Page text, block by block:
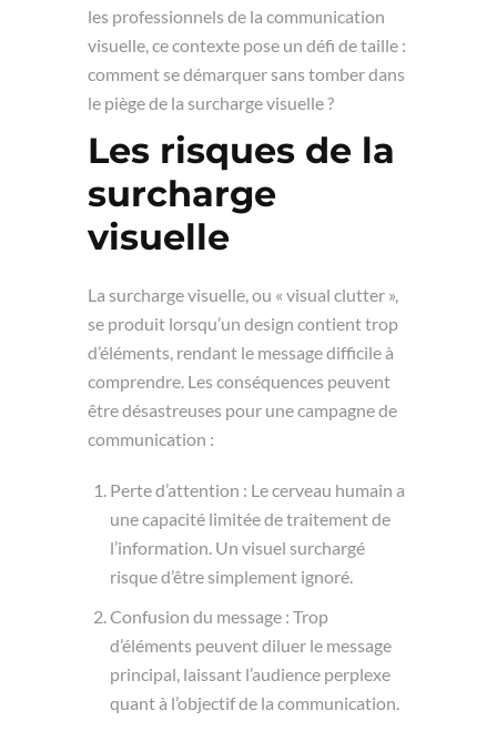
les professionnels de la communication
visuelle, ce contexte pose un défi de taille :
comment se démarquer sans tomber dans
le piège de la surcharge visuelle ?
Les risques de la
surcharge
visuelle
La surcharge visuelle, ou « visual clutter »,
se produit lorsqu’un design contient trop
d’éléments, rendant le message difficile à
comprendre. Les conséquences peuvent
être désastreuses pour une campagne de
communication :
Perte d’attention : Le cerveau humain a
une capacité limitée de traitement de
l’information. Un visuel surchargé
risque d’être simplement ignoré.
Confusion du message : Trop
d’éléments peuvent diluer le message
principal, laissant l’audience perplexe
quant à l’objectif de la communication.